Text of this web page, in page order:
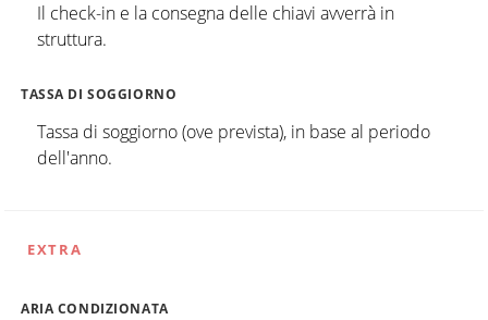
Il check-in e la consegna delle chiavi avverrà in
struttura.
TASSA DI SOGGIORNO
Tassa di soggiorno (ove prevista), in base al periodo
dell'anno.
EXTRA
ARIA CONDIZIONATA